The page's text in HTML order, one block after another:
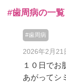
#歯周病の一覧
#歯周病
2026年2月21
１０日でお
あがってシ